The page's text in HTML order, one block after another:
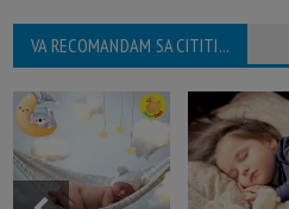
VA RECOMANDAM SA CITITI...